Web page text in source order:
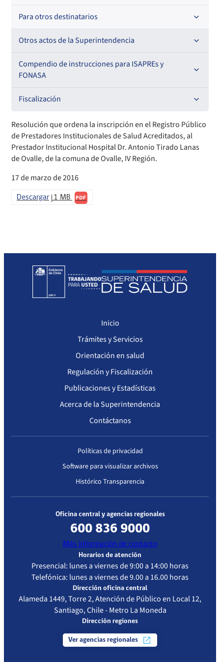
Resoluciones
Oficios Circulares
Circulares
Circulares internas
Resoluciones
Para otros destinatarios
Circulares
Otros actos de la Superintendencia
Antecedentes preparatorios de normas que afecten a
EMT Ley N° 20.416
Comisión Evaluadora de Licitaciones Públicas
Convenios de colaboración
Declaración de patrimonio e intereses de autoridades
Estructura Orgánica
Otras Resoluciones
Sanciones aplicadas
Compendio de instrucciones para ISAPREs y
FONASA
Compendio Beneficios
Compendio de Archivos Maestros
Compendio Información
Compendio Procedimientos
Fiscalización
Informes de fiscalización
Sanciones aplicadas
Sanciones Agentes de Ventas
Resolución que ordena la inscripción en el Registro Público
de Prestadores Institucionales de Salud Acreditados, al
Prestador Institucional Hospital Dr. Antonio Tirado Lanas
de Ovalle, de la comuna de Ovalle, IV Región.
17 de marzo de 2016
Descargar 1 MB PDF
Inicio
Trámites y Servicios
Orientación en salud
Regulación y Fiscalización
Publicaciones y Estadísticas
Acerca de la Superintendencia
Contáctanos
Políticas de privacidad
Software para visualizar archivos
Histórico Transparencia
Oficina central y agencias regionales
600 836 9000
Más información de contacto
Horarios de atención
Presencial: lunes a viernes de 9:00 a 14:00 horas
Telefónica: lunes a viernes de 9.00 a 16.00 horas
Dirección oficina central
Alameda 1449, Torre 2, Atención de Público en Local 12,
Santiago, Chile - Metro La Moneda
Dirección regiones
Ver agencias regionales